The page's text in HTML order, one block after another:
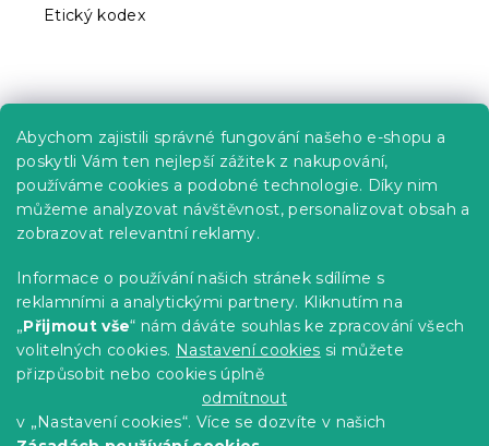
Abychom zajistili správné fungování našeho e-shopu a
poskytli Vám ten nejlepší zážitek z nakupování,
používáme cookies a podobné technologie. Díky nim
můžeme analyzovat návštěvnost, personalizovat obsah a
zobrazovat relevantní reklamy.
Informace o používání našich stránek sdílíme s
reklamními a analytickými partnery. Kliknutím na
„Přijmout vše“ nám dáváte souhlas ke zpracování všech
volitelných cookies. Nastavení cookies si můžete
přizpůsobit nebo cookies úplně
odmítnout
v „Nastavení cookies“. Více se dozvíte v našich
Etický kodex
Kariéra
Poptávky a B2B spolupráce
Proč se u nás registrovat?
Věrnostní program - Sleva až 10 %
Návody
Tabulky velikostí
Blog